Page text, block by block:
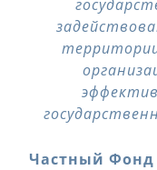
Частный Фонд